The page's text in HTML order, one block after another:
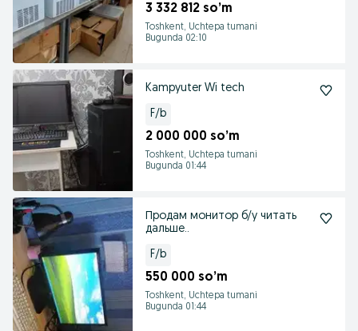
3 332 812 so’m
Toshkent, Uchtepa tumani
Bugunda 02:10
Kampyuter Wi tech
F/b
2 000 000 so’m
Toshkent, Uchtepa tumani
Bugunda 01:44
Продам монитор б/у читать
дальше..
F/b
550 000 so’m
Toshkent, Uchtepa tumani
Bugunda 01:44